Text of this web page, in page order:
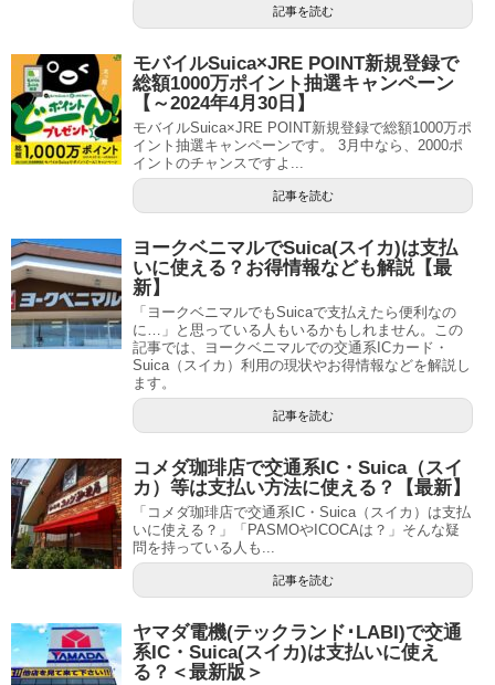
記事を読む
モバイルSuica×JRE POINT新規登録で
総額1000万ポイント抽選キャンペーン
【～2024年4月30日】
モバイルSuica×JRE POINT新規登録で総額1000万ポ
イント抽選キャンペーンです。 3月中なら、2000ポ
イントのチャンスですよ...
記事を読む
ヨークベニマルでSuica(スイカ)は支払
いに使える？お得情報なども解説【最
新】
「ヨークベニマルでもSuicaで支払えたら便利なの
に…」と思っている人もいるかもしれません。この
記事では、ヨークベニマルでの交通系ICカード・
Suica（スイカ）利用の現状やお得情報などを解説し
ます。
記事を読む
コメダ珈琲店で交通系IC・Suica（スイ
カ）等は支払い方法に使える？【最新】
「コメダ珈琲店で交通系IC・Suica（スイカ）は支払
いに使える？」「PASMOやICOCAは？」そんな疑
問を持っている人も...
記事を読む
ヤマダ電機(テックランド･LABI)で交通
系IC・Suica(スイカ)は支払いに使え
る？＜最新版＞